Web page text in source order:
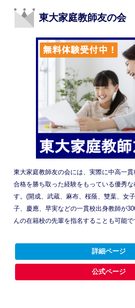
東大家庭教師友の会
東大家庭教師友の会には、実際に中高一
合格を勝ち取った経験をもっている優秀
す。(開成、武蔵、麻布、桜蔭、雙葉、女
子、慶應、早実などの一貫校出身教師が
んの在籍校の先輩を指名することも可能で
詳細ページ
公式ページ